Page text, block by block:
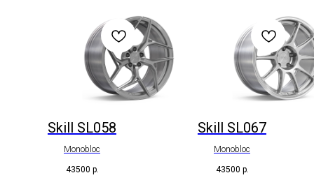
Skill SL058
Monobloc
43500 р.
Skill SL067
Monobloc
43500 р.